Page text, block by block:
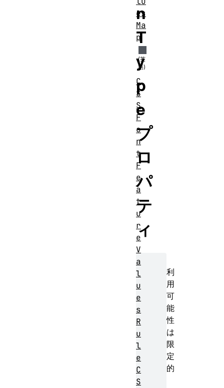
n
T
y
p
e
プ
ロ
パ
テ
ィ
利
用
可
能
性
は
限
定
的
es
Ma
p
C
S
S
F
o
n
t
F
e
a
t
u
r
e
V
a
l
u
e
s
R
u
l
e
C
S